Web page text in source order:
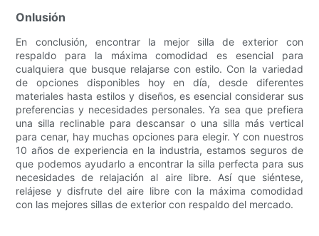
Onlusión
En conclusión, encontrar la mejor silla de exterior con
respaldo para la máxima comodidad es esencial para
cualquiera que busque relajarse con estilo. Con la variedad
de opciones disponibles hoy en día, desde diferentes
materiales hasta estilos y diseños, es esencial considerar sus
preferencias y necesidades personales. Ya sea que prefiera
una silla reclinable para descansar o una silla más vertical
para cenar, hay muchas opciones para elegir. Y con nuestros
10 años de experiencia en la industria, estamos seguros de
que podemos ayudarlo a encontrar la silla perfecta para sus
necesidades de relajación al aire libre. Así que siéntese,
relájese y disfrute del aire libre con la máxima comodidad
con las mejores sillas de exterior con respaldo del mercado.